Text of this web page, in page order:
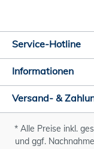
Service-Hotline
Informationen
Versand- &
* Alle Preise inkl.
und ggf.